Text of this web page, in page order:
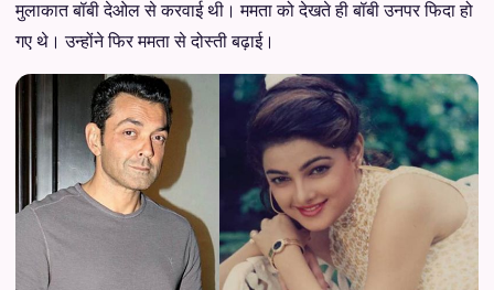
मुलाकात बॉबी देओल से करवाई थी। ममता को देखते ही बॉबी उनपर फिदा हो
गए थे। उन्होंने फिर ममता से दोस्ती बढ़ाई।